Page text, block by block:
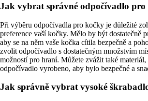
Jak vybrat správné odpočívadlo pro
Při výběru odpočívadla pro kočky je důležité
preference vaší kočky. Mělo by být dostatečně
aby se na něm vaše kočka cítila bezpečně a
zvolit odpočívadlo s dostatečným množstvím
možností pro hraní. Můžete zvážit také materiál,
odpočívadlo vyrobeno, aby bylo bezpečné a
Jak správně vybrat vysoké